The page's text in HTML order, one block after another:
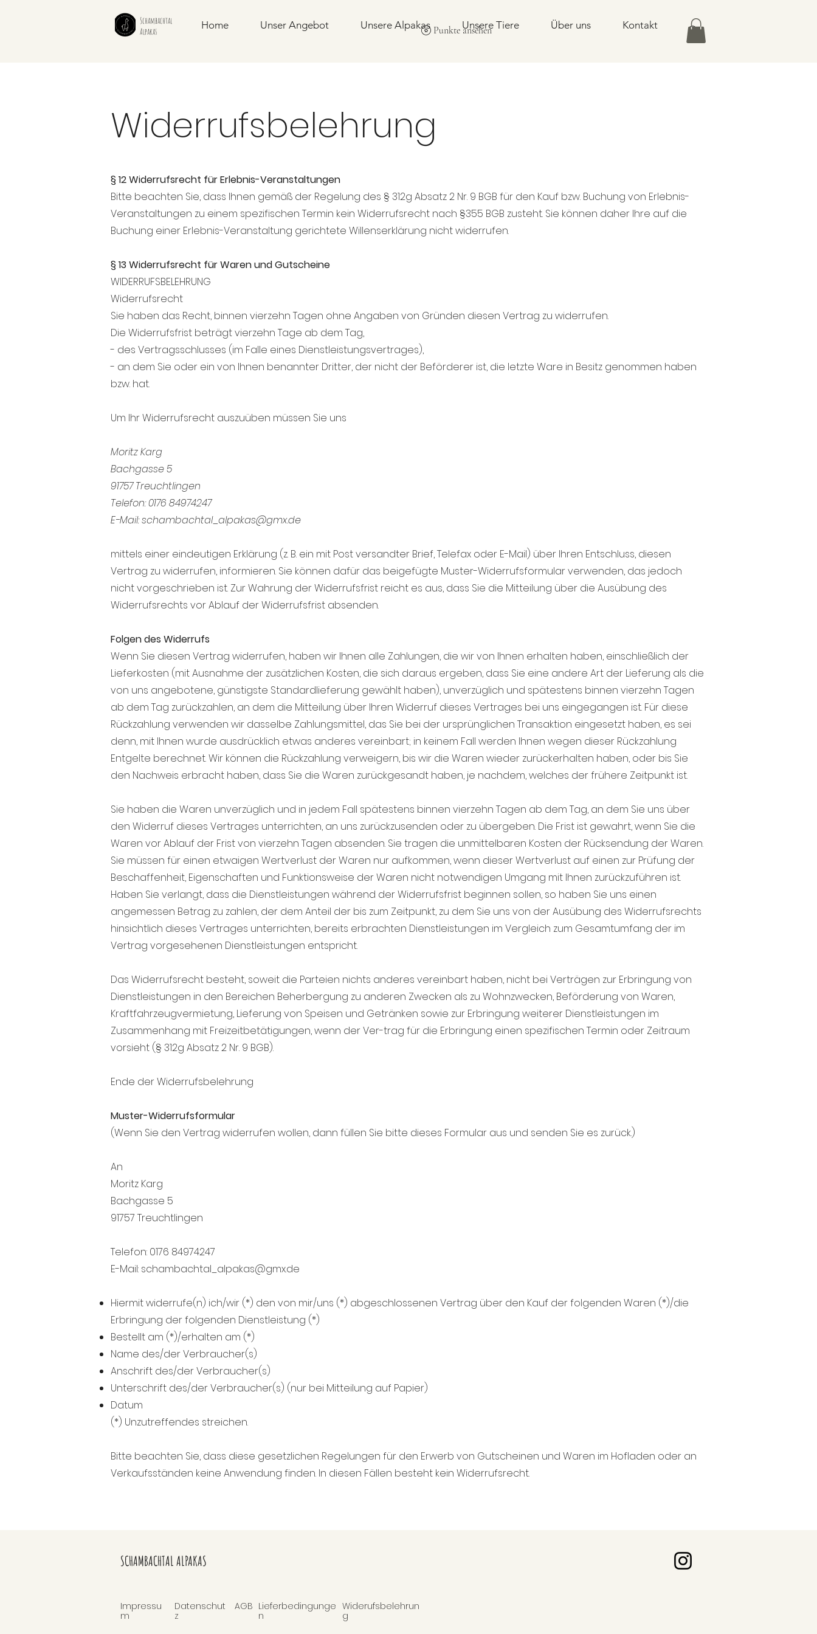
Schambachtal
Alpakas
Home Unser Angebot Unsere Alpakas Unsere Tiere Über uns Kontakt
Punkte ansehen
Widerrufsbelehrung
§ 12 Widerrufsrecht für Erlebnis-Veranstaltungen
Bitte beachten Sie, dass Ihnen gemäß der Regelung des § 312g Absatz 2 Nr. 9 BGB für den Kauf bzw. Buchung von Erlebnis-
Veranstaltungen zu einem spezifischen Termin kein Widerrufsrecht nach §355 BGB zusteht. Sie können daher Ihre auf die
Buchung einer Erlebnis-Veranstaltung gerichtete Willenserklärung nicht widerrufen.
§ 13 Widerrufsrecht für Waren und Gutscheine
WIDERRUFSBELEHRUNG
Widerrufsrecht
Sie haben das Recht, binnen vierzehn Tagen ohne Angaben von Gründen diesen Vertrag zu widerrufen.
Die Widerrufsfrist beträgt vierzehn Tage ab dem Tag,
- des Vertragsschlusses (im Falle eines Dienstleistungsvertrages),
- an dem Sie oder ein von Ihnen benannter Dritter, der nicht der Beförderer ist, die letzte Ware in Besitz genommen haben
bzw. hat.
Um Ihr Widerrufsrecht auszuüben müssen Sie uns
Moritz Karg
Bachgasse 5
91757 Treuchtlingen
Telefon: 0176 84974247‬
E-Mail: schambachtal_alpakas@gmx.de
mittels einer eindeutigen Erklärung (z. B. ein mit Post versandter Brief, Telefax oder E-Mail) über Ihren Entschluss, diesen
Vertrag zu widerrufen, informieren. Sie können dafür das beigefügte Muster-Widerrufsformular verwenden, das jedoch
nicht vorgeschrieben ist. Zur Wahrung der Widerrufsfrist reicht es aus, dass Sie die Mitteilung über die Ausübung des
Widerrufsrechts vor Ablauf der Widerrufsfrist absenden.
Folgen des Widerrufs
Wenn Sie diesen Vertrag widerrufen, haben wir Ihnen alle Zahlungen, die wir von Ihnen erhalten haben, einschließlich der
Lieferkosten (mit Ausnahme der zusätzlichen Kosten, die sich daraus ergeben, dass Sie eine andere Art der Lieferung als die
von uns angebotene, günstigste Standardlieferung gewählt haben), unverzüglich und spätestens binnen vierzehn Tagen
ab dem Tag zurückzahlen, an dem die Mitteilung über Ihren Widerruf dieses Vertrages bei uns eingegangen ist. Für diese
Rückzahlung verwenden wir dasselbe Zahlungsmittel, das Sie bei der ursprünglichen Transaktion eingesetzt haben, es sei
denn, mit Ihnen wurde ausdrücklich etwas anderes vereinbart; in keinem Fall werden Ihnen wegen dieser Rückzahlung
Entgelte berechnet. Wir können die Rückzahlung verweigern, bis wir die Waren wieder zurückerhalten haben, oder bis Sie
den Nachweis erbracht haben, dass Sie die Waren zurückgesandt haben, je nachdem, welches der frühere Zeitpunkt ist.
Sie haben die Waren unverzüglich und in jedem Fall spätestens binnen vierzehn Tagen ab dem Tag, an dem Sie uns über
den Widerruf dieses Vertrages unterrichten, an uns zurückzusenden oder zu übergeben. Die Frist ist gewahrt, wenn Sie die
Waren vor Ablauf der Frist von vierzehn Tagen absenden. Sie tragen die unmittelbaren Kosten der Rücksendung der Waren.
Sie müssen für einen etwaigen Wertverlust der Waren nur aufkommen, wenn dieser Wertverlust auf einen zur Prüfung der
Beschaffenheit, Eigenschaften und Funktionsweise der Waren nicht notwendigen Umgang mit Ihnen zurückzuführen ist.
Haben Sie verlangt, dass die Dienstleistungen während der Widerrufsfrist beginnen sollen, so haben Sie uns einen
angemessen Betrag zu zahlen, der dem Anteil der bis zum Zeitpunkt, zu dem Sie uns von der Ausübung des Widerrufsrechts
hinsichtlich dieses Vertrages unterrichten, bereits erbrachten Dienstleistungen im Vergleich zum Gesamtumfang der im
Vertrag vorgesehenen Dienstleistungen entspricht.
Das Widerrufsrecht besteht, soweit die Parteien nichts anderes vereinbart haben, nicht bei Verträgen zur Erbringung von
Dienstleistungen in den Bereichen Beherbergung zu anderen Zwecken als zu Wohnzwecken, Beförderung von Waren,
Kraftfahrzeugvermietung, Lieferung von Speisen und Getränken sowie zur Erbringung weiterer Dienstleistungen im
Zusammenhang mit Freizeitbetätigungen, wenn der Ver-trag für die Erbringung einen spezifischen Termin oder Zeitraum
vorsieht (§ 312g Absatz 2 Nr. 9 BGB).
Ende der Widerrufsbelehrung
Muster-Widerrufsformular
(Wenn Sie den Vertrag widerrufen wollen, dann füllen Sie bitte dieses Formular aus und senden Sie es zurück.)
An
Moritz Karg
Bachgasse 5
91757 Treuchtlingen
Telefon: 0176 84974247
‬E-Mail: schambachtal_alpakas@gmx.de
Hiermit widerrufe(n) ich/wir (*) den von mir/uns (*) abgeschlossenen Vertrag über den Kauf der folgenden Waren (*)/die
Erbringung der folgenden Dienstleistung (*)
Bestellt am (*)/erhalten am (*)
Name des/der Verbraucher(s)
Anschrift des/der Verbraucher(s)
Unterschrift des/der Verbraucher(s) (nur bei Mitteilung auf Papier)
Datum
(*) Unzutreffendes streichen.
Bitte beachten Sie, dass diese gesetzlichen Regelungen für den Erwerb von Gutscheinen und Waren im Hofladen oder an
Verkaufsständen keine Anwendung finden. In diesen Fällen besteht kein Widerrufsrecht.
SCHAMBACHTAL ALPAKAS
Impressu
m
Datenschut
z
AGB Lieferbedingunge
n
Widerufsbelehrun
g